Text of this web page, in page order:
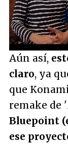
Loaded:
2.18%
Aún así,
claro, ya
que
remake de
Bluepoint
ese